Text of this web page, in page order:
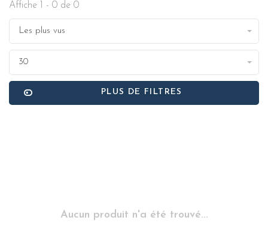
Affiche 1 - 0 de 0
Les plus vus
30
PLUS DE FILTRES
Aucun produit n'a été trouvé...